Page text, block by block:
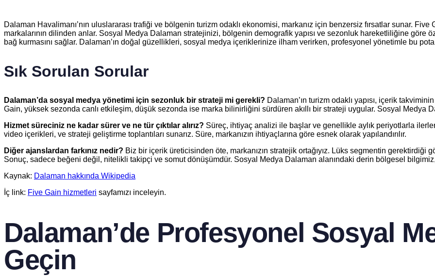
Dalaman Havalimanı’nın uluslararası trafiği ve bölgenin turizm odaklı ekonomisi, markanız için benzersiz fırsatlar sunar.
markalarının dilinden anlar. Sosyal Medya Dalaman stratejinizi, bölgenin demografik yapısı ve sezonluk hareketliliğine göre
bağ kurmasını sağlar. Dalaman’ın doğal güzellikleri, sosyal medya içeriklerinize ilham verirken, profesyonel yönetimle bu
Sık Sorulan Sorular
Dalaman’da sosyal medya yönetimi için sezonluk bir strateji mi gerekli? Dalaman’ın turizm odaklı yapısı, içerik
Gain, yüksek sezonda canlı etkileşim, düşük sezonda ise marka bilinirliğini sürdüren akıllı bir strateji uygular. Sosyal Medya
Hizmet süreciniz ne kadar sürer ve ne tür çıktılar alırız? Süreç, ihtiyaç analizi ile başlar ve genellikle aylık periyotlarla
video içerikleri, ve strateji geliştirme toplantıları sunarız. Süre, markanızın ihtiyaçlarına göre esnek olarak yapılandırılır.
Diğer ajanslardan farkınız nedir? Biz bir içerik üreticisinden öte, markanızın stratejik ortağıyız. Lüks segmentin gerektirdiği
Sonuç, sadece beğeni değil, nitelikli takipçi ve somut dönüşümdür. Sosyal Medya Dalaman alanındaki derin bölgesel bilgimiz,
Kaynak: Dalaman hakkında Wikipedia
İç link: Five Gain hizmetleri sayfamızı inceleyin.
Dalaman’de Profesyonel Sosyal
Geçin